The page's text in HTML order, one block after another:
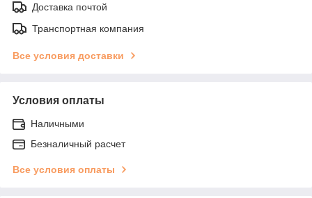
Доставка почтой
Транспортная компания
Все условия доставки
Условия оплаты
Наличными
Безналичный расчет
Все условия оплаты